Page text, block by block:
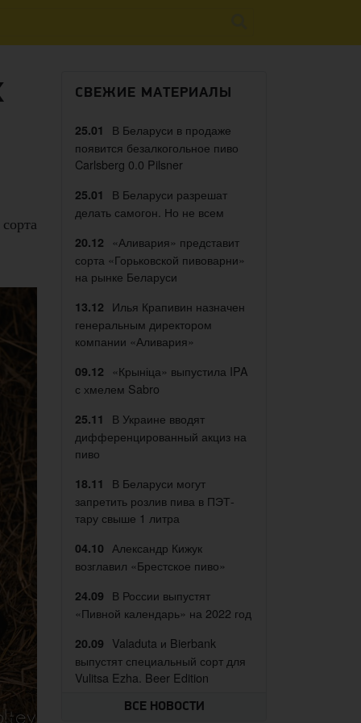
СВЕЖИЕ МАТЕРИАЛЫ
25.01
В Беларуси в продаже
появится безалкогольное пиво
Carlsberg 0.0 Pilsner
25.01
В Беларуси разрешат
делать самогон. Но не всем
20.12
«Аливария» представит
сорта «Горьковской пивоварни»
на рынке Беларуси
13.12 Илья Крапивин назначен
генеральным директором
компании «Аливария»
09.12
«Крыніца» выпустила IPA
с хмелем Sabro
25.11
В Украине вводят
дифференцированный акциз на
пиво
18.11
В Беларуси могут
запретить розлив пива в ПЭТ-
тару свыше 1 литра
04.10 Александр Кижук
возглавил «Брестское пиво»
24.09 В России выпустят
«Пивной календарь» на 2022 год
20.09 Valaduta и Bierbank
выпустят специальный сорт для
Vulitsa Ezha. Beer Edition
ВСЕ НОВОСТИ